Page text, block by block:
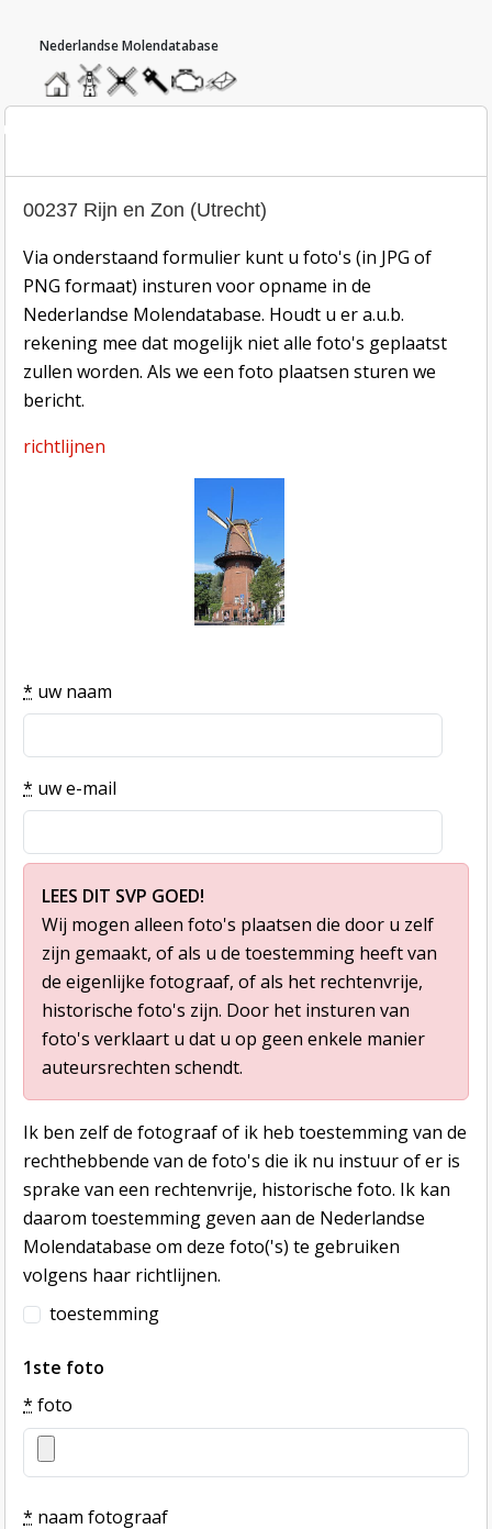
homemolendatabase
roedendatabase
assendatabase
motorendatabase
stuur
een
inzend-formulier
00237 Rijn en Zon (Utrecht)
Via onderstaand formulier kunt u foto's (in JPG of
PNG formaat) insturen voor opname in de
Nederlandse Molendatabase. Houdt u er a.u.b.
rekening mee dat mogelijk niet alle foto's geplaatst
zullen worden. Als we een foto plaatsen sturen we
bericht.
richtlijnen
* uw naam
* uw e-mail
LEES DIT SVP GOED!
Wij mogen alleen foto's plaatsen die door u zelf
zijn gemaakt, of als u de toestemming heeft van
de eigenlijke fotograaf, of als het rechtenvrije,
historische foto's zijn. Door het insturen van
foto's verklaart u dat u op geen enkele manier
auteursrechten schendt.
Ik ben zelf de fotograaf of ik heb toestemming van de
rechthebbende van de foto's die ik nu instuur of er is
sprake van een rechtenvrije, historische foto. Ik kan
daarom toestemming geven aan de Nederlandse
Molendatabase om deze foto('s) te gebruiken
volgens haar richtlijnen.
toestemming
1ste foto
* foto
* naam fotograaf